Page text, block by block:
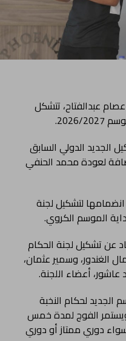
عصام عبدالفتاح، تتشكل
الجديد الدولي السابق
لعودة محمد الحنفي
لتشكيل لجنة
الموسم الكروي.
عن تشكيل لجنة الحكام
الغندور، وسمير عثمان،
أعضاء اللجنة.
لحكام النخبة
الفوج لمدة خمس
سواء دوري ممتاز أو دوري